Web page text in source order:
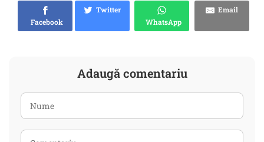
Facebook
Twitter
WhatsApp
Email
Adaugă comentariu